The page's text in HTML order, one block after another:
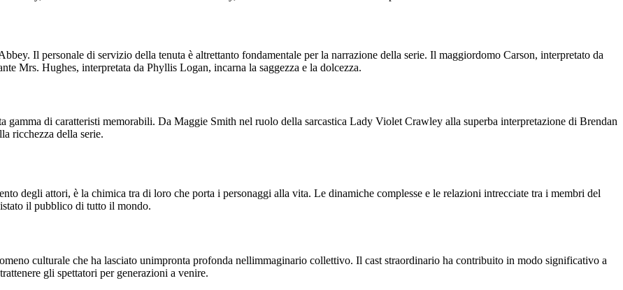
Il personale di servizio della tenuta è altrettanto fondamentale per la narrazione della serie. Il maggiordomo Carson, interpretato da
Mrs. Hughes, interpretata da Phyllis Logan, incarna la saggezza e la dolcezza.
di caratteristi memorabili. Da Maggie Smith nel ruolo della sarcastica Lady Violet Crawley alla superba interpretazione di Brendan
ricchezza della serie.
degli attori, è la chimica tra di loro che porta i personaggi alla vita. Le dinamiche complesse e le relazioni intrecciate tra i membri del
il pubblico di tutto il mondo.
culturale che ha lasciato unimpronta profonda nellimmaginario collettivo. Il cast straordinario ha contribuito in modo significativo a
gli spettatori per generazioni a venire.